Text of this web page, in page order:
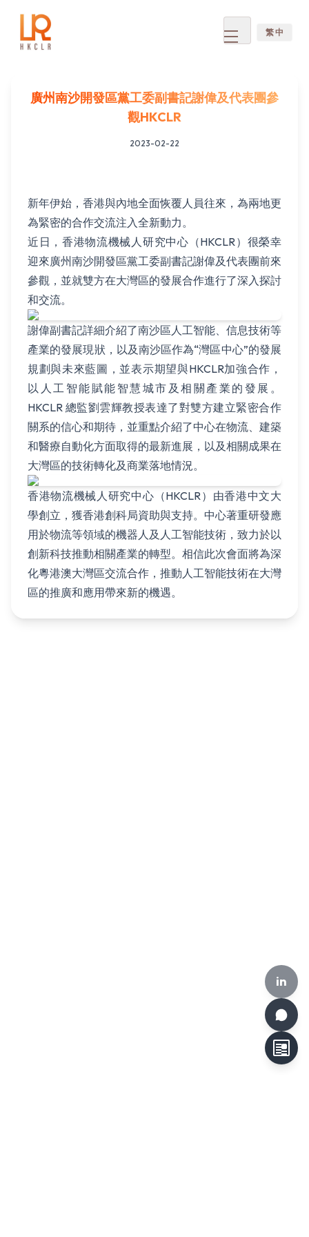
Open menu
繁 中
廣州南沙開發區黨工委副書記謝偉及代表團參
觀HKCLR
2023-02-22
新年伊始，香港與內地全面恢覆人員往來，為兩地更
為緊密的合作交流注入全新動力。
近日，香港物流機械人研究中心（HKCLR）很榮幸
迎來廣州南沙開發區黨工委副書記謝偉及代表團前來
參觀，並就雙方在大灣區的發展合作進行了深入探討
和交流。
謝偉副書記詳細介紹了南沙區人工智能、信息技術等
產業的發展現狀，以及南沙區作為“灣區中心”的發展
規劃與未來藍圖，並表示期望與HKCLR加強合作，
以人工智能賦能智慧城市及相關產業的發展。
HKCLR 總監劉雲輝教授表達了對雙方建立緊密合作
關系的信心和期待，並重點介紹了中心在物流、建築
和醫療自動化方面取得的最新進展，以及相關成果在
大灣區的技術轉化及商業落地情況。
香港物流機械人研究中心（HKCLR）由香港中文大
學創立，獲香港創科局資助與支持。中心著重研發應
用於物流等領域的機器人及人工智能技術，致力於以
創新科技推動相關產業的轉型。相信此次會面將為深
化粵港澳大灣區交流合作，推動人工智能技術在大灣
區的推廣和應用帶來新的機遇。
in